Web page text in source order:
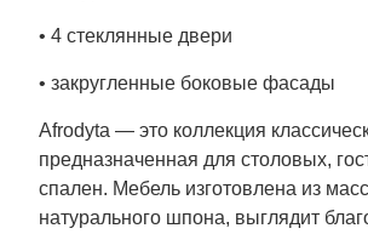
• 4 стеклянные двери
• закругленные боковые фасады
Afrodyta — это коллекция
предназначенная для столовых,
спален. Мебель изготовлена из
натурального шпона, выглядит